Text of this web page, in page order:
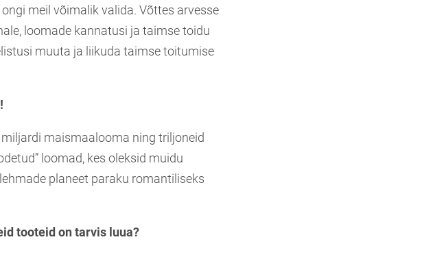
meil võimalik valida. Võttes arvesse
loomade kannatusi ja taimse toidu
muuta ja liikuda taimse toitumise
maismaalooma ning triljoneid
loomad, kes oleksid muidu
planeet paraku romantiliseks
tooteid on tarvis luua?